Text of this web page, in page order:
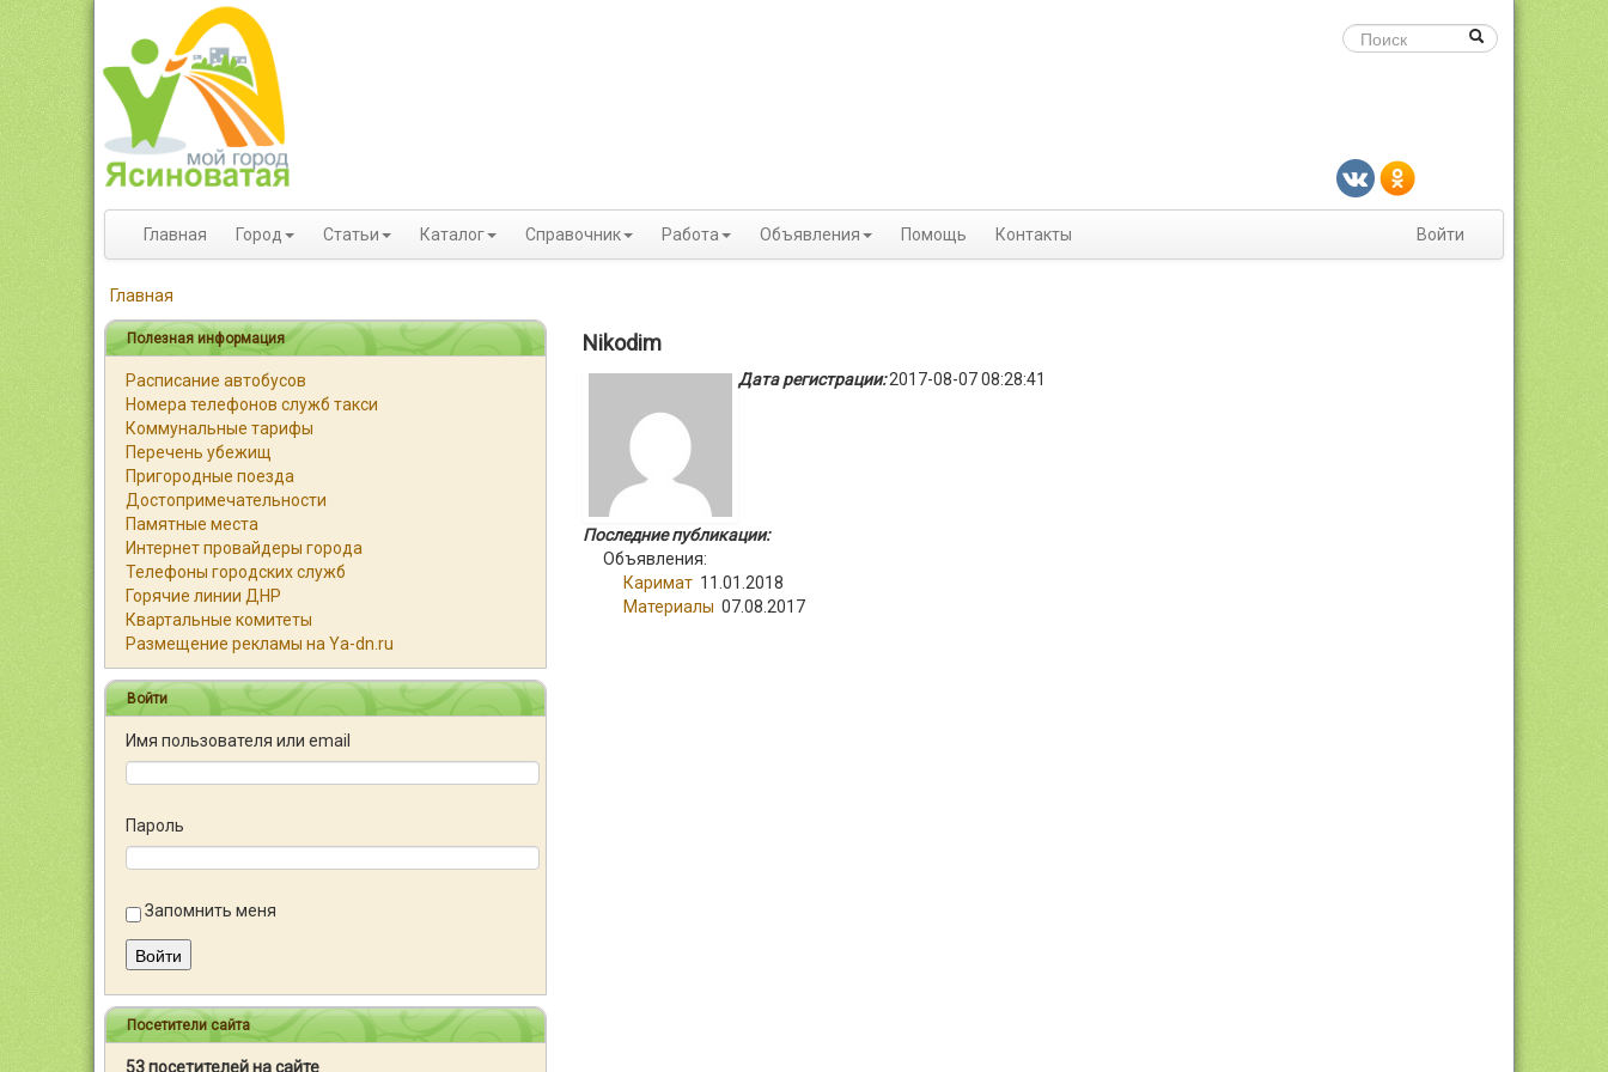
Главная Город Статьи Каталог Справочник Работа Объявления Помощь Контакты Войти
Главная
Полезная информация
Расписание автобусов
Номера телефонов служб такси
Коммунальные тарифы
Перечень убежищ
Пригородные поезда
Достопримечательности
Памятные места
Интернет провайдеры города
Телефоны городских служб
Горячие линии ДНР
Квартальные комитеты
Размещение рекламы на Ya-dn.ru
Войти
Имя пользователя или email
Пароль
Запомнить меня
Войти
Посетители сайта
53 посетителей на сайте
Nikodim
Дата регистрации:2017-08-07 08:28:41
Последние публикации:
Объявления:
Каримат 11.01.2018
Материалы 07.08.2017